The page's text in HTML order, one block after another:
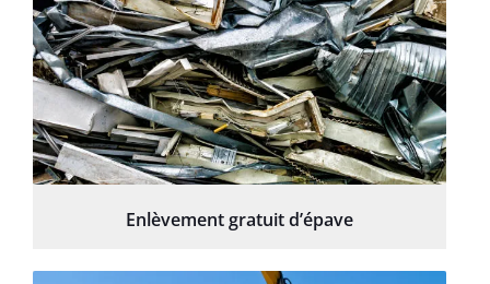
Enlèvement gratuit d’épave